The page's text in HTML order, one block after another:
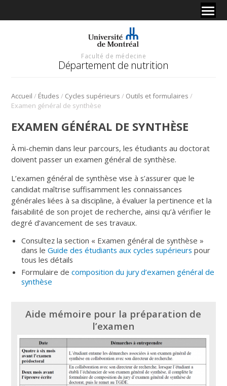
Faculté de médecine
Département de nutrition
Accueil / Études / Cycles supérieurs / Outils et formulaires /
Examen général de synthèse
EXAMEN GÉNÉRAL DE SYNTHÈSE
À mi-chemin dans leur parcours, les étudiants au doctorat
doivent passer un examen général de synthèse.
L’examen général de synthèse vise à s’assurer que le
candidat maîtrise suffisamment les connaissances
générales liées à sa discipline, à évaluer la pertinence et la
faisabilité de son projet de recherche, ainsi qu’à vérifier le
degré d’avancement de ses travaux.
Consultez la section « Examen général de synthèse »
dans leGuide des étudiants aux cycles supérieurs pour
tous les détails
Formulaire de composition du jury d’examen général de
synthèse
Aide mémoire pour la préparation de
l’examen